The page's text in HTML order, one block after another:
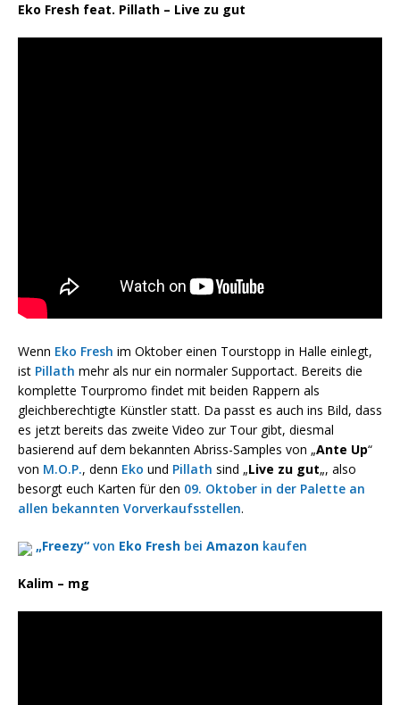
Eko Fresh feat. Pillath – Live zu gut
Wenn Eko Fresh im Oktober einen Tourstopp in Halle einlegt,
ist Pillath mehr als nur ein normaler Supportact. Bereits die
komplette Tourpromo findet mit beiden Rappern als
gleichberechtigte Künstler statt. Da passt es auch ins Bild, dass
es jetzt bereits das zweite Video zur Tour gibt, diesmal
basierend auf dem bekannten Abriss-Samples von „Ante Up“
von M.O.P., denn Eko und Pillath sind „Live zu gut„, also
besorgt euch Karten für den 09. Oktober in der Palette an
allen bekannten Vorverkaufsstellen.
„Freezy“ von Eko Fresh bei Amazon kaufen
Kalim – mg